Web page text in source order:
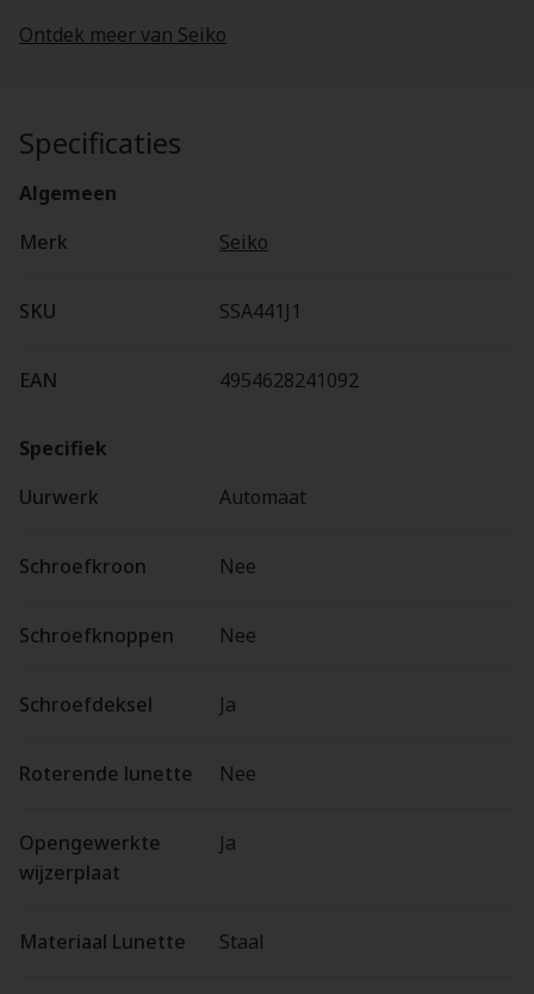
Ontdek meer van Seiko
Specificaties
Algemeen
Merk
Seiko
SKU SSA441J1
EAN 4954628241092
Specifiek
Uurwerk
Automaat
Schroefkroon Nee
Schroefknoppen Nee
Schroefdeksel Ja
Roterende lunette Nee
Opengewerkte
wijzerplaat
Ja
Materiaal Lunette Staal